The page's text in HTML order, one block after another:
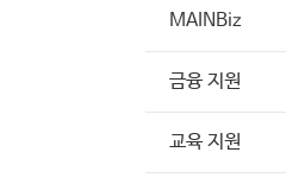
MAINBiz
금융 지원
교육 지원